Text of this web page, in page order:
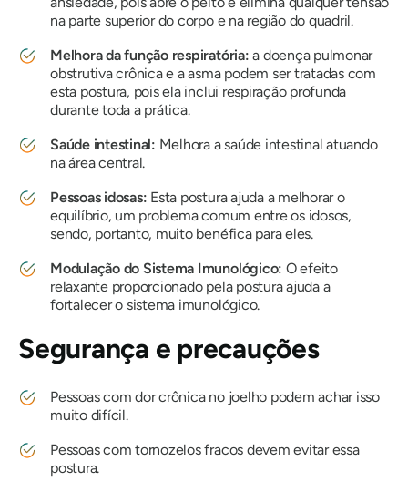
na parte superior do corpo e na região do quadril.
Melhora da função respiratória: a doença pulmonar
obstrutiva crônica e a asma podem ser tratadas com
esta postura, pois ela inclui respiração profunda
durante toda a prática.
Saúde intestinal: Melhora a saúde intestinal atuando
na área central.
Pessoas idosas: Esta postura ajuda a melhorar o
equilíbrio, um problema comum entre os idosos,
sendo, portanto, muito benéfica para eles.
Modulação do Sistema Imunológico: O efeito
relaxante proporcionado pela postura ajuda a
fortalecer o sistema imunológico.
Segurança e precauções
Pessoas com dor crônica no joelho podem achar isso
muito difícil.
Pessoas com tornozelos fracos devem evitar essa
postura.